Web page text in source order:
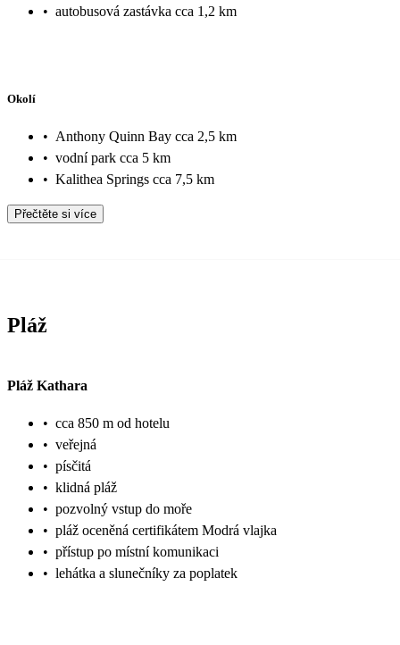
• autobusová zastávka cca 1,2 km
Okolí
• Anthony Quinn Bay cca 2,5 km
• vodní park cca 5 km
• Kalithea Springs cca 7,5 km
Přečtěte si více
Pláž
Pláž Kathara
• cca 850 m od hotelu
• veřejná
• písčitá
• klidná pláž
• pozvolný vstup do moře
• pláž oceněná certifikátem Modrá vlajka
• přístup po místní komunikaci
• lehátka a slunečníky za poplatek